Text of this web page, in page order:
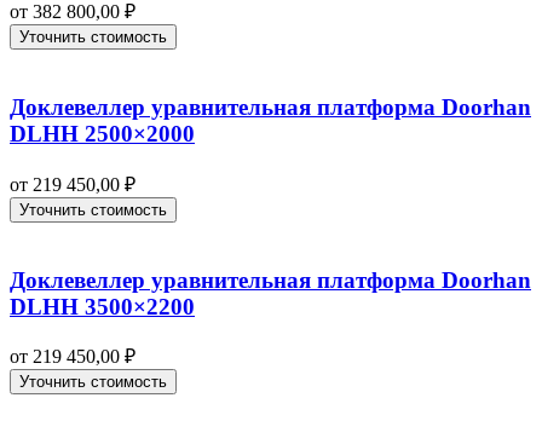
от 382 800,00 ₽
Уточнить стоимость
Доклевеллер уравнительная платформа Doorhan
DLHH 2500×2000
от 219 450,00 ₽
Уточнить стоимость
Доклевеллер уравнительная платформа Doorhan
DLHH 3500×2200
от 219 450,00 ₽
Уточнить стоимость